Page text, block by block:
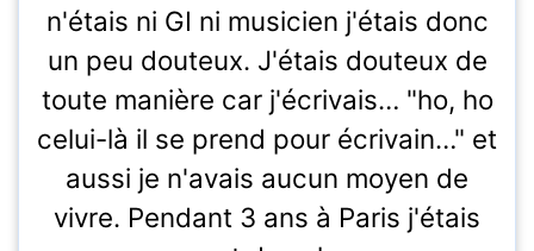
n'étais ni GI ni musicien j'étais donc
un peu douteux. J'étais douteux de
toute manière car j'écrivais… "ho, ho
celui-là il se prend pour écrivain…" et
aussi je n'avais aucun moyen de
vivre. Pendant 3 ans à Paris j'étais